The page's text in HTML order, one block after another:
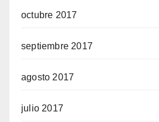
octubre 2017
septiembre 2017
agosto 2017
julio 2017